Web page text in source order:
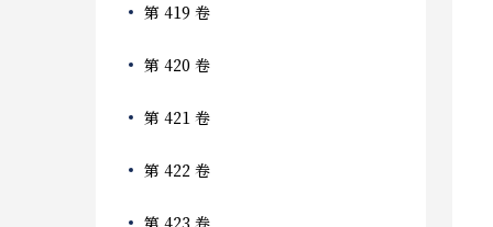
第 419 卷
第 420 卷
第 421 卷
第 422 卷
第 423 卷